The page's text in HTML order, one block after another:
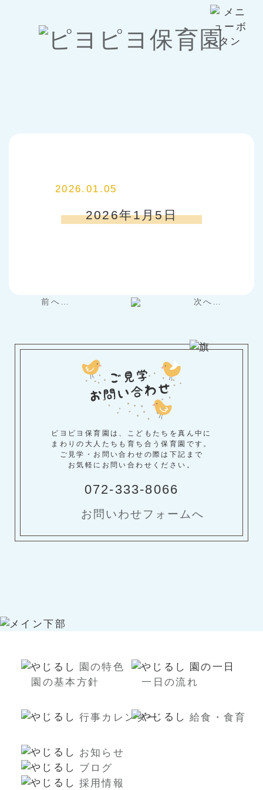
2026.01.05
2026年1月5日
前へ… 次へ…
ピヨピヨ保育園は、こどもたちを真ん中に
まわりの大人たちも育ち合う保育園です。
ご見学・お問い合わせの際は下記まで
お気軽にお問い合わせください。
072-333-8066
お問いわせフォームへ
園の特色
園の基本方針
園の一日
一日の流れ
行事カレンダー 給食・食育
お知らせ
ブログ
採用情報